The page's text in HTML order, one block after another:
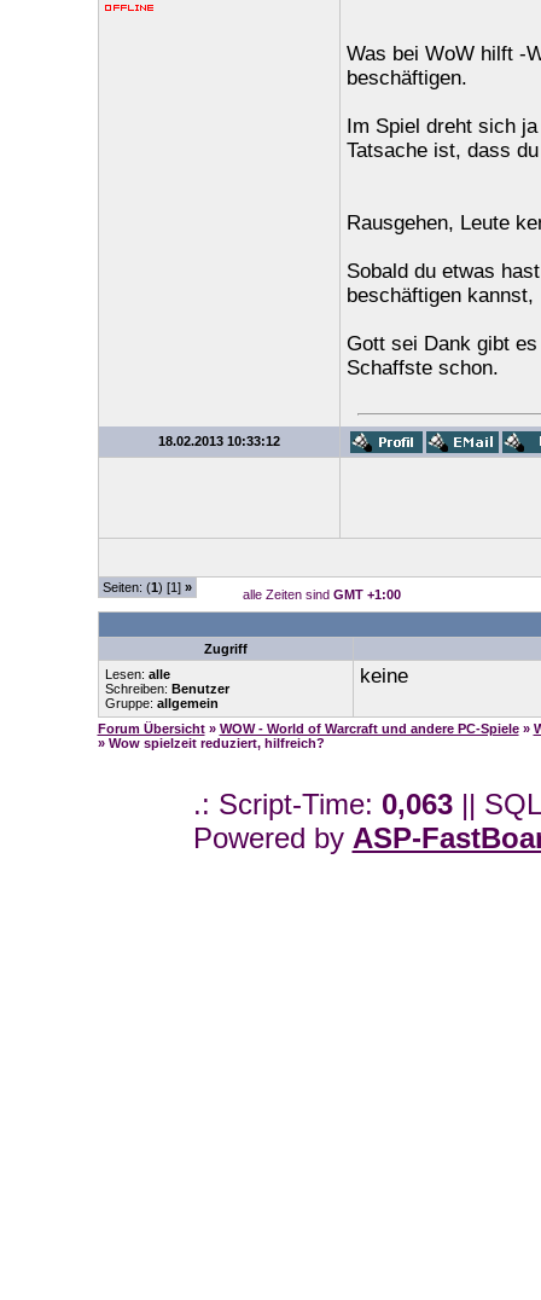
Was bei WoW hilft -
beschäftigen.
Im Spiel dreht sich
Tatsache ist, dass
Rausgehen, Leute
Sobald du etwas
beschäftigen
Gott sei Dank gibt
Schaffste schon.
18.02.2013 10:33:12
Seiten: (1) [1] » alle Zeiten sind GMT +1:00
Zugriff
Lesen: alle
Schreiben: Benutzer
Gruppe: allgemein
keine
Forum Übersicht » WOW - World of Warcraft und andere PC-Spiele »
» Wow spielzeit reduziert, hilfreich?
.: Script-Time: 0,063||
Powered by ASP-